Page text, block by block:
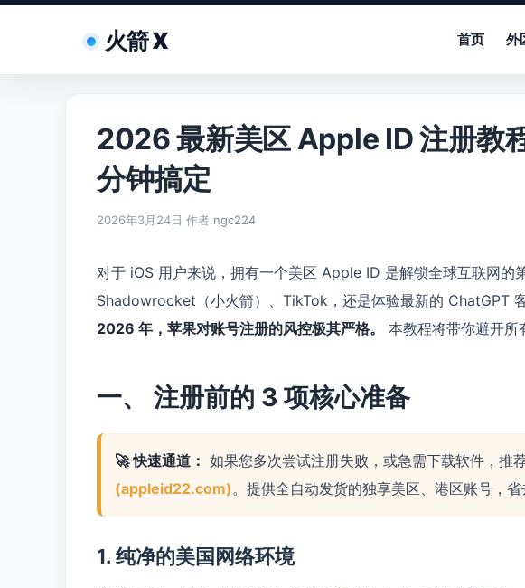
跳
火箭 X 首页 外
2026 最新美区 Apple ID 注册教
分钟搞定
2026年3月24日 作者 ngc224
对于 iOS 用户来说，拥有一个美区 Apple ID 是解锁全球互联网的
Shadowrocket（小火箭）、TikTok，还是体验最新的 ChatGPT
2026 年，苹果对账号注册的风控极其严格。
本教程将带你避开所
一、 注册前的 3 项核心准备
🚀 快速通道： 如果您多次尝试注册失败，或急需下载软件，推
(appleid22.com)。提供全自动发货的独享美区、港区账号，省
1. 纯净的美国网络环境